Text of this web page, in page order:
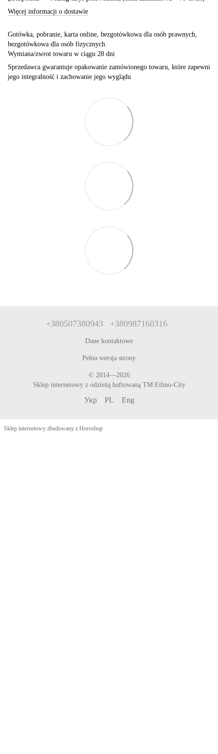
Więcej informacji o dostawie
Gotówka, pobranie, karta online, bezgotówkowa dla osób prawnych,
bezgotówkowa dla osób fizycznych.
Wymiana/zwrot towaru w ciągu 28 dni
Sprzedawca gwarantuje opakowanie zamówionego towaru, które zapewni
jego integralność i zachowanie jego wyglądu
+380507380943 +380987160316
Dane kontaktowe
Pełna wersja strony
© 2014—2026
Sklep internetowy z odzieżą haftowaną TM Ethno-City
Укр PL Eng
Sklep internetowy zbudowany z Horoshop